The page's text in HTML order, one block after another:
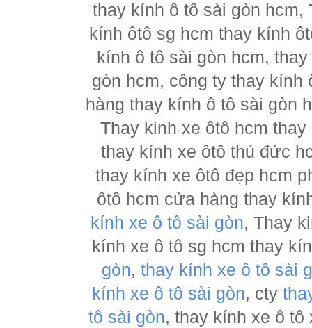
thay kính ô tô sài gòn hcm,
kính ôtô sg hcm thay kính
kính ô tô sài gòn hcm,
gòn hcm, công ty thay
hàng thay kính ô tô sài gòn
Thay kinh xe ôtô hcm
thay kính xe ôtô thủ đức
thay kính xe ôtô đẹp hcm
ôtô hcm cửa hàng thay
kính xe ô tô sài gòn, Thay
kính xe ô tô sg hcm thay
gòn, thay kính xe ô tô sài
kính xe ô tô sài gòn, cty
tô sài gòn, thay kính xe ô